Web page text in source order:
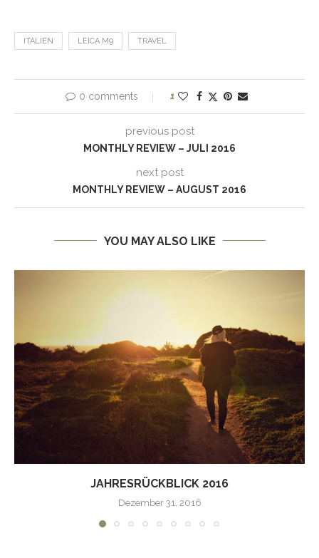
ITALIEN LEICA M9 TRAVEL
0 comments 1
previous post
MONTHLY REVIEW – JULI 2016
next post
MONTHLY REVIEW – AUGUST 2016
YOU MAY ALSO LIKE
JAHRESRÜCKBLICK 2016
Dezember 31, 2016